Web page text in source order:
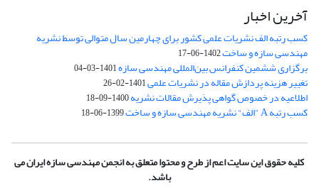
آخرین اخبار
کسب رتبه الف نشریات علمی کشور برای چهارمین سال متوالی توسط نشریه
مهندسی سازه و ساخت1402-06-17
برگزاری ششمین کنفرانس بین‌المللی مهندسی سازه1401-03-04
تغییر هزینه پردازش مقاله در نشریات علمی1401-02-26
اطلاعیه در خصوص گواهی پذیرش مقالات نشریه1400-09-18
کسب رتبه A "الف" نشریه مهندسی سازه و ساخت 1399-06-18
کلیه حقوق این سایت اعم از طرح و محتوا متعلق به انجمن مهندسی سازه ایران می
باشد.